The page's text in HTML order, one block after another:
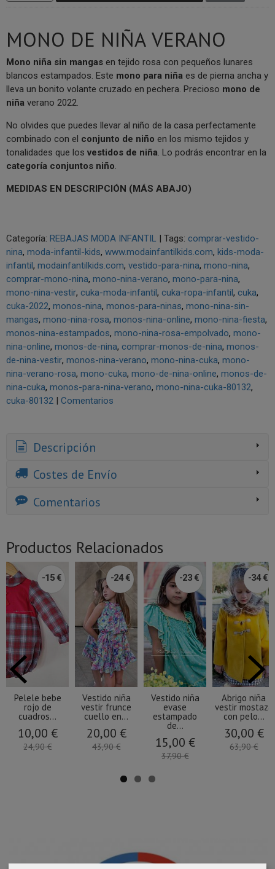
MONO DE NIÑA VERANO
Mono niña sin mangas en tejido rosa con pequeños lunares
blancos estampados. Este mono para niña es de pierna ancha y
lleva un bonito volante cruzado en pechera. Precioso mono de
niña verano 2022.
No olvides que puedes llevar al niño de la casa perfectamente
combinado con el conjunto de niño en los mismo tejidos y
tonalidades que los vestidos de niña . Lo podrás encontrar en la
categoría conjuntos niño
MEDIDAS EN DESCRIPCIÓN (MÁS ABAJO)
Categoría: REBAJAS MODA INFANTIL | Tags: comprar-vestido-
nina moda-infantil-kids www.modainfantilkids.com kids-moda-
infantil modainfantilkids.com vestido-para-nina mono-nina
comprar-mono-nina mono-nina-verano mono-para-nina
mono-nina-vestir cuka-moda-infantil cuka-ropa-infantil cuka
cuka-2022 monos-nina monos-para-ninas mono-nina-sin-
mangas mono-nina-rosa monos-nina-online mono-nina-fiesta
monos-nina-estampados mono-nina-rosa-empolvado mono-
nina-online monos-de-nina comprar-monos-de-nina monos-
de-nina-vestir monos-nina-verano mono-nina-cuka mono-
nina-verano-rosa mono-cuka mono-de-nina-online monos-de-
nina-cuka monos-para-nina-verano mono-nina-cuka-80132
cuka-80132 | Comentarios
Descripción
Costes de Envío
Comentarios
Productos Relacionados
-15 €
Pelele bebe
rojo de
cuadros...
10,00 €
24,90 €
-24 €
Vestido niña
vestir frunce
cuello en...
20,00 €
43,90 €
-23 €
Vestido niña
evase
estampado
de...
15,00 €
37,90 €
-34 €
Abrigo niña
vestir mostaza
con pelo...
30,00 €
63,90 €